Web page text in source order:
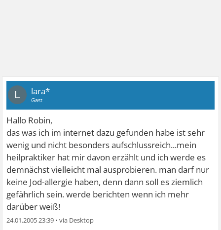
L lara*
Gast
Hallo Robin,
das was ich im internet dazu gefunden habe ist sehr
wenig und nicht besonders aufschlussreich...mein
heilpraktiker hat mir davon erzählt und ich werde es
demnächst vielleicht mal ausprobieren. man darf nur
keine Jod-allergie haben, denn dann soll es ziemlich
gefährlich sein. werde berichten wenn ich mehr
darüber weiß!
24.01.2005 23:39 •